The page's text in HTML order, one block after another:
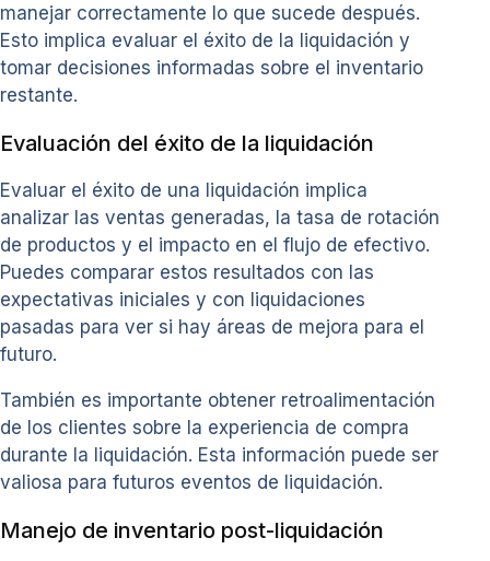
manejar correctamente lo que sucede después.
Esto implica evaluar el éxito de la liquidación y
tomar decisiones informadas sobre el inventario
restante.
Evaluación del éxito de la liquidación
Evaluar el éxito de una liquidación implica
analizar las ventas generadas, la tasa de rotación
de productos y el impacto en el flujo de efectivo.
Puedes comparar estos resultados con las
expectativas iniciales y con liquidaciones
pasadas para ver si hay áreas de mejora para el
futuro.
También es importante obtener retroalimentación
de los clientes sobre la experiencia de compra
durante la liquidación. Esta información puede ser
valiosa para futuros eventos de liquidación.
Manejo de inventario post-liquidación